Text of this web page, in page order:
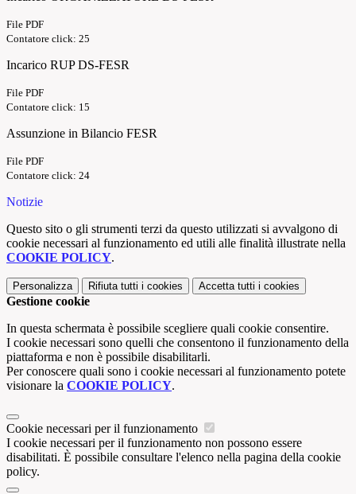
File PDF
Contatore click: 25
Incarico RUP DS-FESR
File PDF
Contatore click: 15
Assunzione in Bilancio FESR
File PDF
Contatore click: 24
Notizie
Questo sito o gli strumenti terzi da questo utilizzati si avvalgono di
cookie necessari al funzionamento ed utili alle finalità illustrate nella
COOKIE POLICY.
Personalizza Rifiuta tutti i cookies Accetta tutti i cookies
Gestione cookie
In questa schermata è possibile scegliere quali cookie consentire.
I cookie necessari sono quelli che consentono il funzionamento della
piattaforma e non è possibile disabilitarli.
Per conoscere quali sono i cookie necessari al funzionamento potete
visionare la COOKIE POLICY.
Cookie necessari per il funzionamento
I cookie necessari per il funzionamento non possono essere
disabilitati. È possibile consultare l'elenco nella pagina della cookie
policy.